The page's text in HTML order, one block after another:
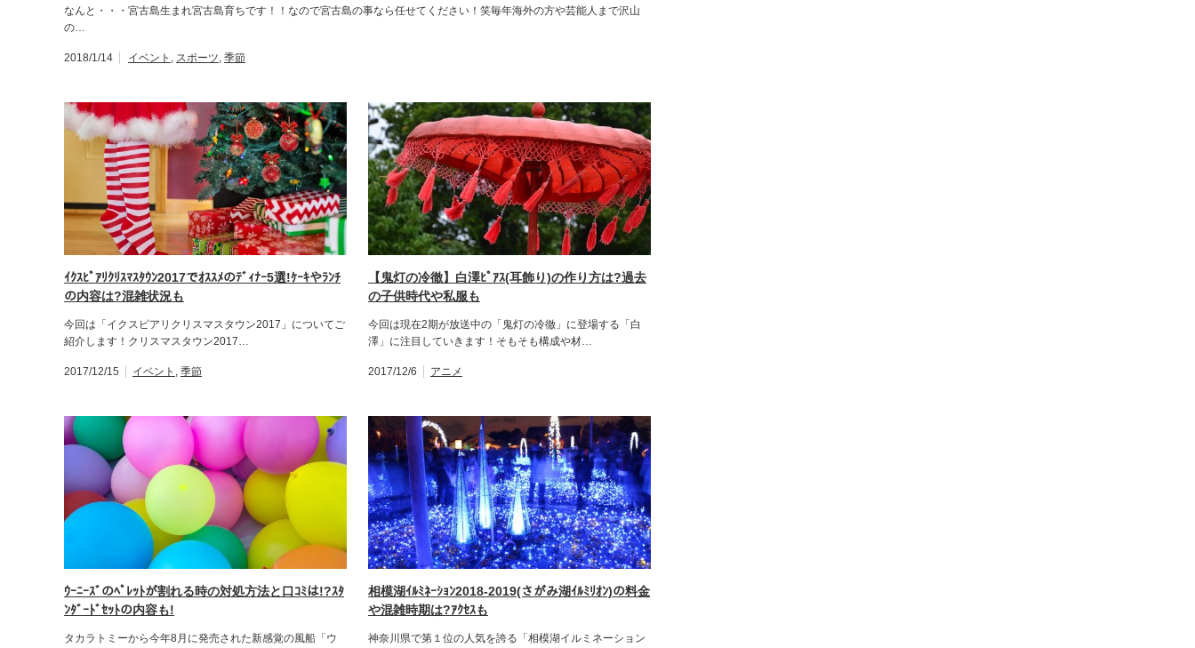
なんと・・・宮古島生まれ宮古島育ちです！！なので宮古島の事なら任せてください！笑毎年海外の方や芸能人まで沢山
の…
2018/1/14 イベント , スポーツ, 季節
ｲｸｽﾋﾟｱﾘｸﾘｽﾏｽﾀｳﾝ2017でｵｽｽﾒのﾃﾞｨﾅｰ5選!ｹｰｷやﾗﾝﾁ
の内容は?混雑状況も
今回は「イクスピアリクリスマスタウン2017」についてご
紹介します！クリスマスタウン2017…
2017/12/15 イベント , 季節
【鬼灯の冷徹】白澤ﾋﾟｱｽ(耳飾り)の作り方は?過去
の子供時代や私服も
今回は現在2期が放送中の「鬼灯の冷徹」に登場する「白
澤」に注目していきます！そもそも構成や材…
2017/12/6 アニメ
ｳｰﾆｰｽﾞのﾍﾟﾚｯﾄが割れる時の対処方法と口ｺﾐは!?ｽﾀ
ﾝﾀﾞｰﾄﾞｾｯﾄの内容も!
タカラトミーから今年8月に発売された新感覚の風船「ウ
相模湖ｲﾙﾐﾈｰｼｮﾝ2018-2019(さがみ湖ｲﾙﾐﾘｵﾝ)の料金
や混雑時期は?ｱｸｾｽも
神奈川県で第１位の人気を誇る「相模湖イルミネーション